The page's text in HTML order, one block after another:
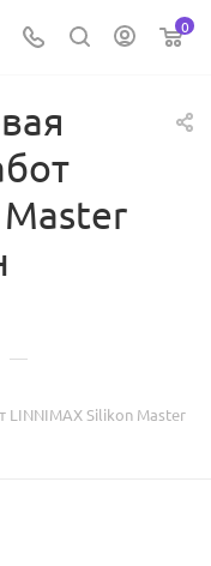
0
—
Silikon Master